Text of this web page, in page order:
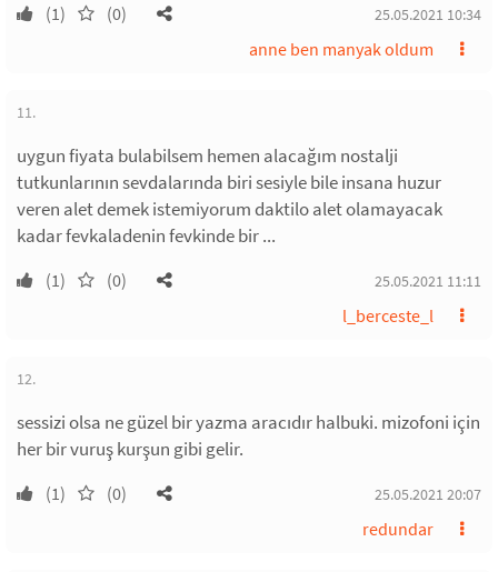
(1) (0) 25.05.2021 10:34
anne ben manyak oldum
11.
uygun fiyata bulabilsem hemen alacağım nostalji
tutkunlarının sevdalarında biri sesiyle bile insana huzur
veren alet demek istemiyorum daktilo alet olamayacak
kadar fevkaladenin fevkinde bir ...
(1) (0) 25.05.2021 11:11
l_berceste_l
12.
sessizi olsa ne güzel bir yazma aracıdır halbuki. mizofoni için
her bir vuruş kurşun gibi gelir.
(1) (0) 25.05.2021 20:07
redundar